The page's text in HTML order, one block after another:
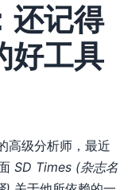
还记得
好工具
高级分析师，最近
SD Times (杂志名